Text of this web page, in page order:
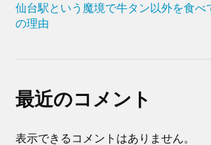
仙台駅という魔境で牛タン以外を食べ
の理由
最近のコメント
表示できるコメントはありません。